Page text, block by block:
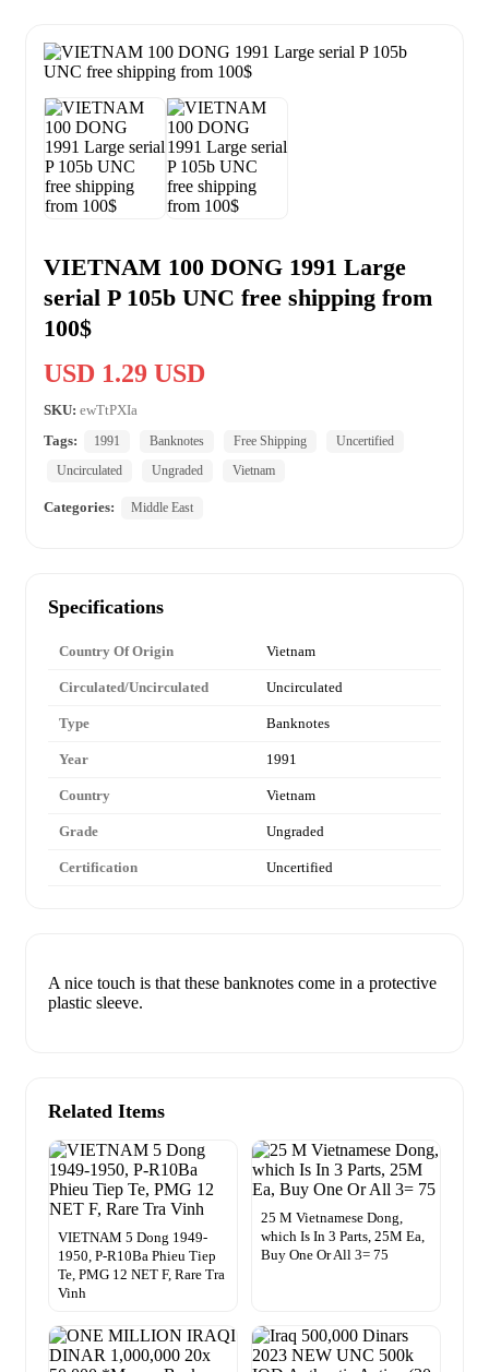
VIETNAM 100 DONG 1991 Large
serial P 105b UNC free shipping from
100$
USD 1.29 USD
SKU: ewTtPXIa
Tags:
1991 Banknotes Free Shipping
Uncertified
Uncirculated
Ungraded Vietnam
Categories: Middle East
Specifications
Country Of Origin Vietnam
Circulated/Uncirculated Uncirculated
Type Banknotes
Year 1991
Country Vietnam
Grade Ungraded
Certification Uncertified
A nice touch is that these banknotes come in a protective
plastic sleeve.
Related Items
VIETNAM 5 Dong 1949-
1950, P-R10Ba Phieu Tiep
Te, PMG 12 NET F, Rare Tra
Vinh
25 M Vietnamese Dong,
which Is In 3 Parts, 25M Ea,
Buy One Or All 3= 75